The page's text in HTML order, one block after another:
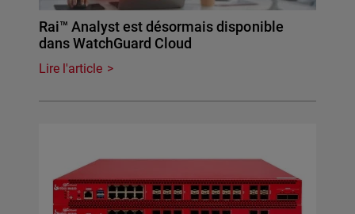
Rai™ Analyst est désormais disponible
dans WatchGuard Cloud
Lire l'article